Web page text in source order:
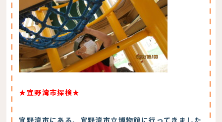
★宜野湾市探検★
宜野湾市にある、宜野湾市立博物館に行ってきました